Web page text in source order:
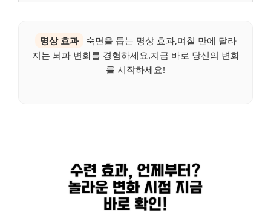
명상 효과
숙면을 돕는 명상 효과,며칠 만에 달라
지는 뇌파 변화를 경험하세요.지금 바로 당신의 변화
를 시작하세요!